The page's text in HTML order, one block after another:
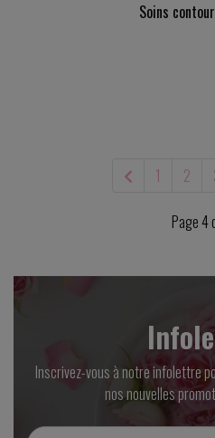
Soins
1 2
Page 4
Inscrivez-vous à notre infolettre
nos nouvelles